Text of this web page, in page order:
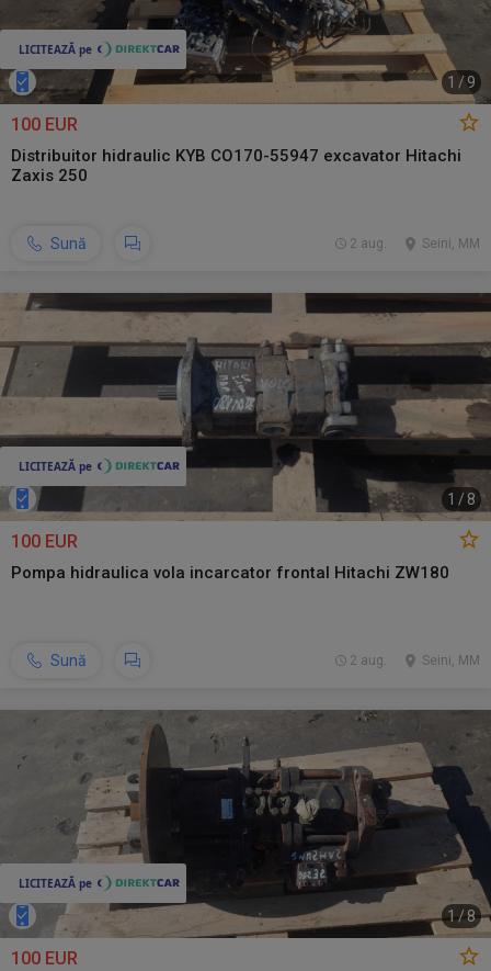
1 / 9
100 EUR
Distribuitor hidraulic KYB CO170-55947 excavator Hitachi
Zaxis 250
Sună Seini, MM
2 aug.
1 / 8
100 EUR
Pompa hidraulica vola incarcator frontal Hitachi ZW180
Sună Seini, MM
2 aug.
1 /8
100 EUR